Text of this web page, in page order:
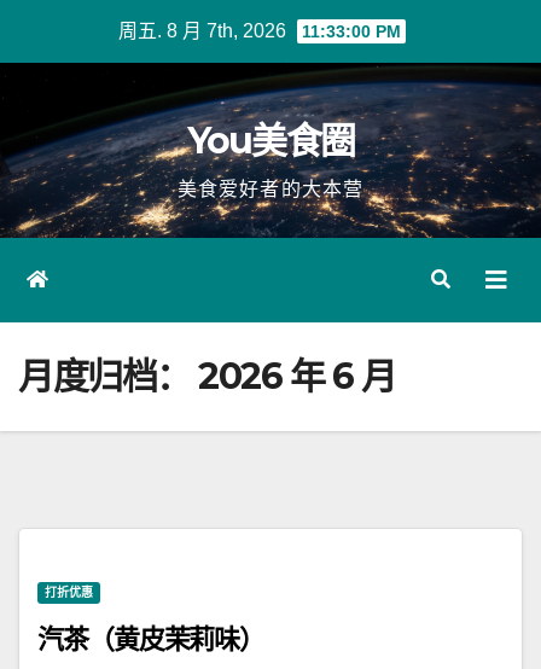
周五. 8 月 7th, 2026 11:33:00 PM
You美食圈
美食爱好者的大本营
月度归档： 2026 年 6 月
打折优惠
汽茶（黄皮茉莉味）